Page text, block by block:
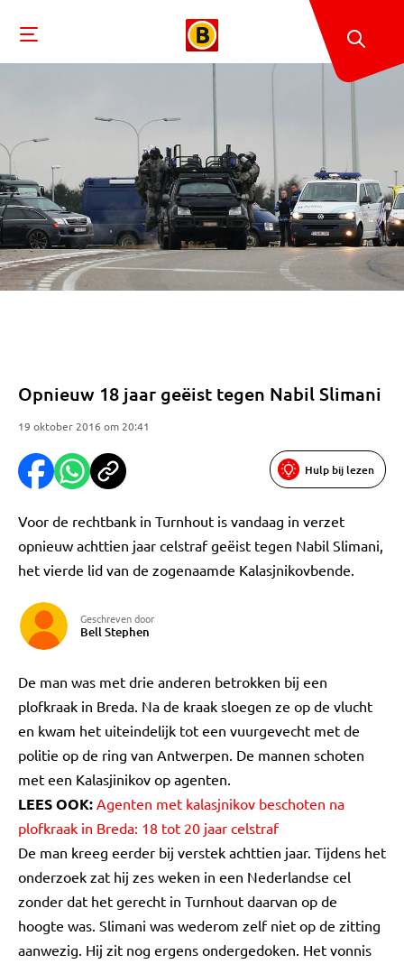
Opnieuw 18 jaar geëist tegen Nabil Slimani
19 oktober 2016 om 20:41
Hulp bij lezen
Voor de rechtbank in Turnhout is vandaag in verzet
opnieuw achttien jaar celstraf geëist tegen Nabil Slimani,
het vierde lid van de zogenaamde Kalasjnikovbende.
Geschreven door
Bell Stephen
De man was met drie anderen betrokken bij een
plofkraak in Breda. Na de kraak sloegen ze op de vlucht
en kwam het uiteindelijk tot een vuurgevecht met de
politie op de ring van Antwerpen. De mannen schoten
met een Kalasjinikov op agenten.
LEES OOK: Agenten met kalasjnikov beschoten na
plofkraak in Breda: 18 tot 20 jaar celstraf
De man kreeg eerder bij verstek achttien jaar. Tijdens het
onderzoek zat hij zes weken in een Nederlandse cel
zonder dat het gerecht in Turnhout daarvan op de
hoogte was. Slimani was wederom zelf niet op de zitting
aanwezig. Hij zit nog ergens ondergedoken. Het vonnis